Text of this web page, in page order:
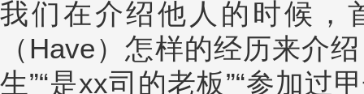
我们在介绍他人的时候，
（Have）怎样的经历来介
生”“是xx司的老板”“参加过